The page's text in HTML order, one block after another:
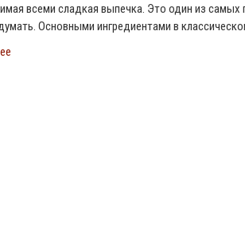
всеми сладкая выпечка. Это один из
Основными ингредиентами в